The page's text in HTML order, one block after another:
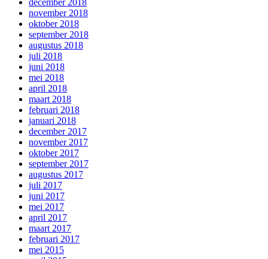
december 2018
november 2018
oktober 2018
september 2018
augustus 2018
juli 2018
juni 2018
mei 2018
april 2018
maart 2018
februari 2018
januari 2018
december 2017
november 2017
oktober 2017
september 2017
augustus 2017
juli 2017
juni 2017
mei 2017
april 2017
maart 2017
februari 2017
mei 2015